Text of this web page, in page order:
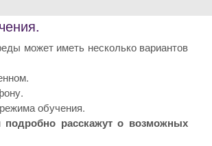
может иметь несколько вариантов
обучения.
расскажут о возможных